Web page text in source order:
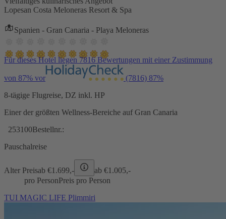
Lopesan Costa Meloneras Resort & Spa
Spanien - Gran Canaria - Playa Meloneras
Für dieses Hotel liegen 7816 Bewertungen mit einer Zustimmung
von 87% vor (7816) 87%
8-tägige Flugreise, DZ inkl. HP
Einer der größten Wellness-Bereiche auf Gran Canaria
253100Bestellnr.:
Pauschalreise
Alter Preisab €1.699,- ab €1.005,-
pro PersonPreis pro Person
TUI MAGIC LIFE Plimmiri